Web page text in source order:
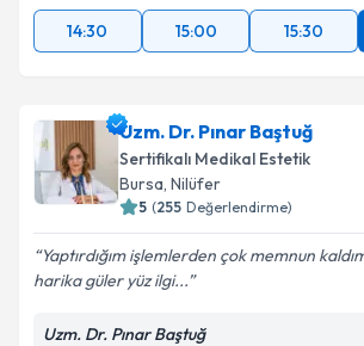
14:30
15:00 15:30
Uzm. Dr. Pınar Baştuğ
Sertifikalı Medikal Estetik
Bursa, Nilüfer
5 (255 Değerlendirme)
Yaptırdığım işlemlerden çok memnun
harika güler yüz ilgi...
Uzm. Dr. Pınar Baştuğ